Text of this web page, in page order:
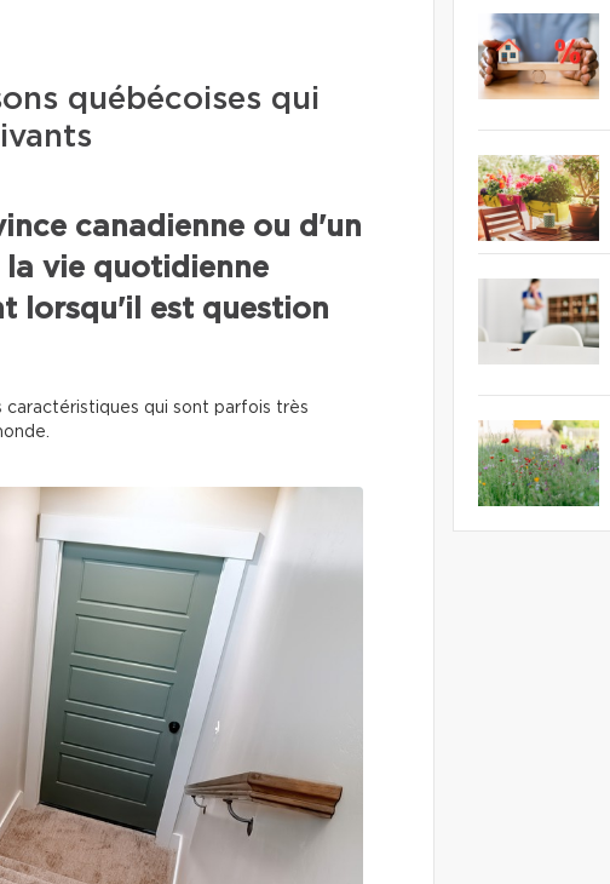
québécoises qui
canadienne ou d'un
la vie quotidienne
lorsqu'il est question
qui sont parfois très